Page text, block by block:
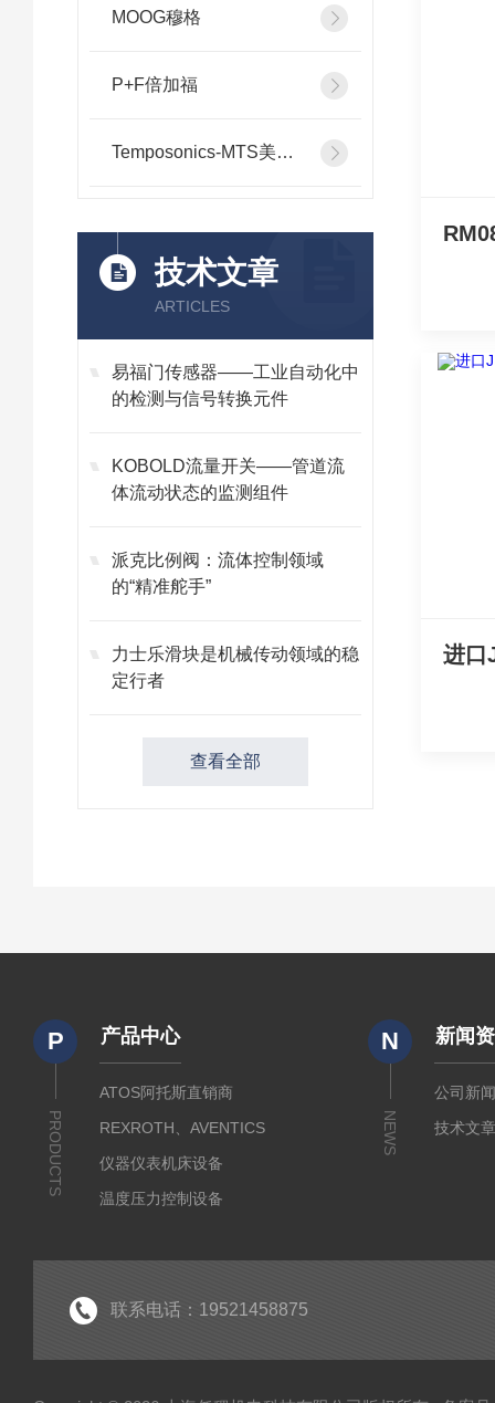
MOOG穆格
P+F倍加福
Temposonics-MTS美斯特
技术文章
ARTICLES
易福门传感器——工业自动化中
的检测与信号转换元件
KOBOLD流量开关——管道流
体流动状态的监测组件
派克比例阀：流体控制领域
的“精准舵手”
力士乐滑块是机械传动领域的稳
定行者
查看全部
P
PRODUCTS
产品中心
ATOS阿托斯直销商
REXROTH、AVENTICS
仪器仪表机床设备
温度压力控制设备
液压润滑工业设备
N
NEWS
新闻
公司新
技术文
联系电话：19521458875